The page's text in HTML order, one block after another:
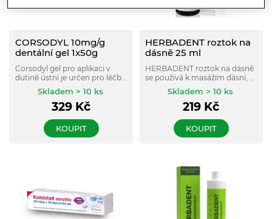
CORSODYL 10mg/g
dentální gel 1x50g
Corsodyl gel pro aplikaci v
dutině ústní je určen pro léčbu
infekčních onemocnění,
zanětů a jejich prevenci u
dospělých a dospívajících od
Skladem > 10 ks
329 Kč
KOUPIT
HERBADENT roztok na
dásně 25 ml
HERBADENT roztok na dásně
se používá k masážím dásní, k
ošetření zánětů ústní sliznice a
otlaků pod snímacími zubními
náhradami, eventuelně i po
Skladem > 10 ks
219 Kč
KOUPIT